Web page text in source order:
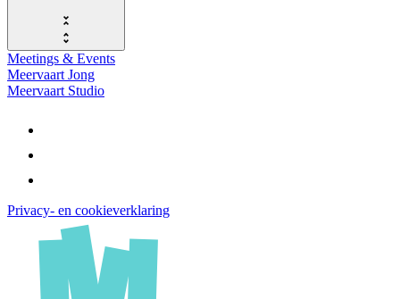
Meetings & Events
Meervaart Jong
Meervaart Studio
Privacy- en cookieverklaring